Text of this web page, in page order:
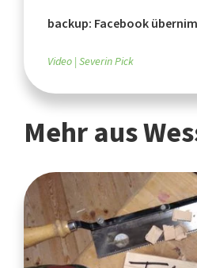
backup: Facebook
Video Severin Pick
Mehr aus